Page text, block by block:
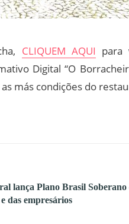
CLIQUEM AQUI para
Digital “O
más condições do
lança Plano Brasil Soberano
das empresários